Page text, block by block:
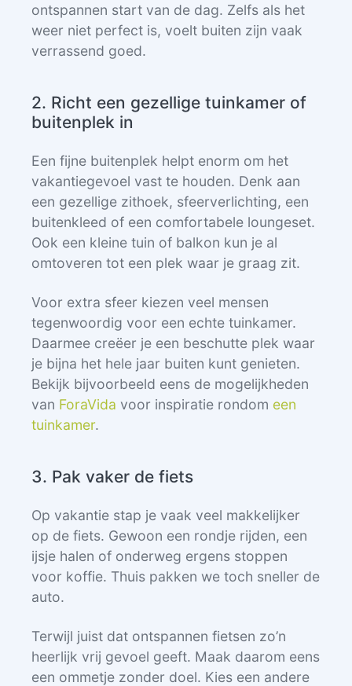
ontspannen start van de dag. Zelfs als het
weer niet perfect is, voelt buiten zijn vaak
verrassend goed.
2. Richt een gezellige tuinkamer of
buitenplek in
Een fijne buitenplek helpt enorm om het
vakantiegevoel vast te houden. Denk aan
een gezellige zithoek, sfeerverlichting, een
buitenkleed of een comfortabele loungeset.
Ook een kleine tuin of balkon kun je al
omtoveren tot een plek waar je graag zit.
Voor extra sfeer kiezen veel mensen
tegenwoordig voor een echte tuinkamer.
Daarmee creëer je een beschutte plek waar
je bijna het hele jaar buiten kunt genieten.
Bekijk bijvoorbeeld eens de mogelijkheden
van ForaVida voor inspiratie rondom een
tuinkamer.
3. Pak vaker de fiets
Op vakantie stap je vaak veel makkelijker
op de fiets. Gewoon een rondje rijden, een
ijsje halen of onderweg ergens stoppen
voor koffie. Thuis pakken we toch sneller de
auto.
Terwijl juist dat ontspannen fietsen zo’n
heerlijk vrij gevoel geeft. Maak daarom eens
een ommetje zonder doel. Kies een andere